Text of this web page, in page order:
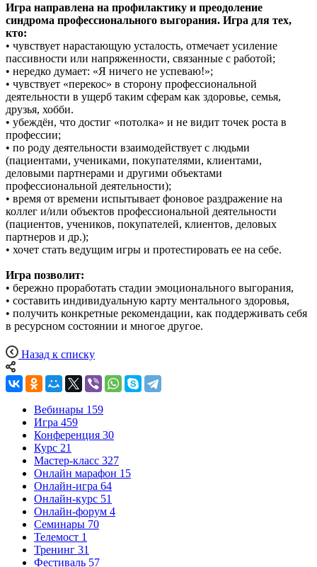
Игра направлена на профилактику и преодоление
синдрома профессионального выгорания. Игра для тех,
кто:
• чувствует нарастающую усталость, отмечает усиление
пассивности или напряженности, связанные с работой;
• нередко думает: «Я ничего не успеваю!»;
• чувствует «перекос» в сторону профессиональной
деятельности в ущерб таким сферам как здоровье, семья,
друзья, хобби.
• убеждён, что достиг «потолка» и не видит точек роста в
профессии;
• по роду деятельности взаимодействует с людьми
(пациентами, учениками, покупателями, клиентами,
деловыми партнерами и другими объектами
профессиональной деятельности);
• время от времени испытывает фоновое раздражение на
коллег и/или объектов профессиональной деятельности
(пациентов, учеников, покупателей, клиентов, деловых
партнеров и др.);
• хочет стать ведущим игры и протестировать ее на себе.
Игра позволит:
• бережно проработать стадии эмоционального выгорания,
• составить индивидуальную карту ментального здоровья,
• получить конкретные рекомендации, как поддерживать себя
в ресурсном состоянии и многое другое.
Назад к списку
Вебинары 159
Игра 459
Конференция 30
Курс 21
Мастер-класс 327
Онлайн марафон 15
Онлайн-игра 64
Онлайн-курс 51
Онлайн-форум 4
Семинары 70
Телемост 1
Тренинг 31
Фестиваль 57